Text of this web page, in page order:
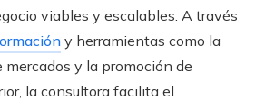
viables y escalables. A través
y herramientas como la
y la promoción de
la consultora facilita el